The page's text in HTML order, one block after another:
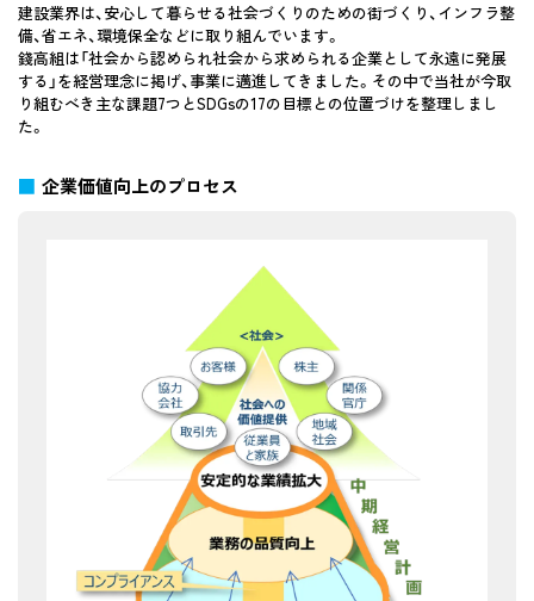
建設業界は、安心して暮らせる社会づくりのための街づくり、インフラ整
備、省エネ、環境保全などに取り組んでいます。
錢高組は「社会から認められ社会から求められる企業として永遠に発展
する」を経営理念に掲げ、事業に邁進してきました。その中で当社が今取
り組むべき主な課題7つとSDGsの17の目標との位置づけを整理しまし
た。
企業価値向上のプロセス